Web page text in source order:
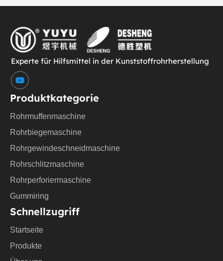
Experte für Hilfsmittel in der Kunststoffrohrherstellung
Y
o
t
u
b
e
Produktkategorie
Rohrmuffenmaschine
Rohrbiegemaschine
Rohrgewindeschneidmaschine
Rohrschlitzmaschine
Rohrperforiermaschine
Gummiring
Schnellzugriff
Startseite
Produkte